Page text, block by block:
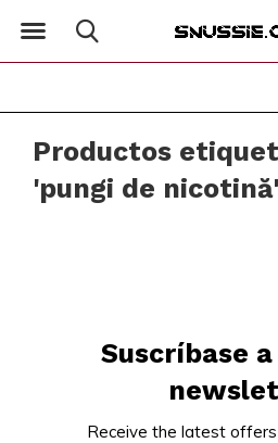
Productos
'pungi de nicotină'
Suscríbase
Receive the latest